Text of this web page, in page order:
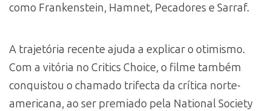
como Frankenstein, Hamnet, Pecadores e Sarraf.
A trajetória recente ajuda a explicar o otimismo.
Com a vitória no Critics Choice, o filme também
conquistou o chamado trifecta da crítica norte-
americana, ao ser premiado pela National Society